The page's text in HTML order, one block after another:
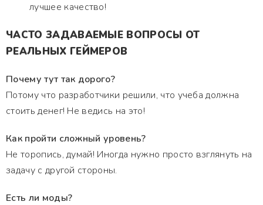
лучшее качество!
ЧАСТО ЗАДАВАЕМЫЕ ВОПРОСЫ ОТ
РЕАЛЬНЫХ ГЕЙМЕРОВ
Почему тут так дорого?
Потому что разработчики решили, что учеба должна
стоить денег! Не ведись на это!
Как пройти сложный уровень?
Не торопись, думай! Иногда нужно просто взглянуть на
задачу с другой стороны.
Есть ли моды?